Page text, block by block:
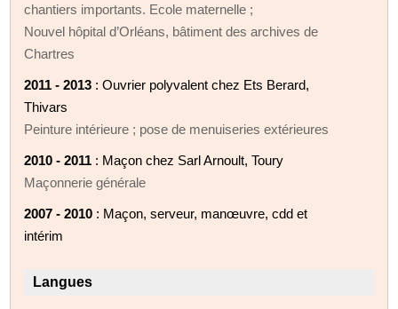
chantiers importants. Ecole maternelle ;
Nouvel hôpital d’Orléans, bâtiment des archives de
Chartres
2011 - 2013 : Ouvrier polyvalent chez Ets Berard,
Thivars
Peinture intérieure ; pose de menuiseries extérieures
2010 - 2011 : Maçon chez Sarl Arnoult, Toury
Maçonnerie générale
2007 - 2010 : Maçon, serveur, manœuvre, cdd et
intérim
Langues